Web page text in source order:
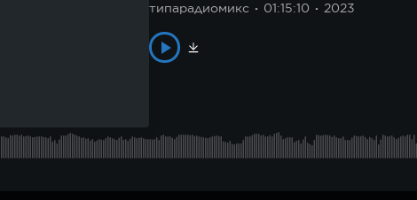
типарадиомикс 01:15:10 2023